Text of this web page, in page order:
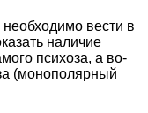
необходимо вести в
наличие
психоза, а во-
(монополярный